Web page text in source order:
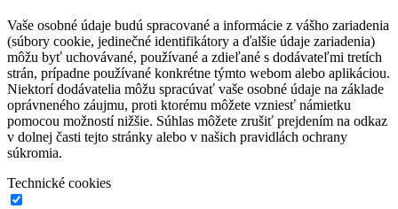
Vaše osobné údaje budú spracované a informácie z vášho zariadenia
(súbory cookie, jedinečné identifikátory a ďalšie údaje zariadenia)
môžu byť uchovávané, používané a zdieľané s dodávateľmi tretích
strán, prípadne používané konkrétne týmto webom alebo aplikáciou.
Niektorí dodávatelia môžu spracúvať vaše osobné údaje na základe
oprávneného záujmu, proti ktorému môžete vzniesť námietku
pomocou možností nižšie. Súhlas môžete zrušiť prejdením na odkaz
v dolnej časti tejto stránky alebo v našich pravidlách ochrany
súkromia.
Technické cookies